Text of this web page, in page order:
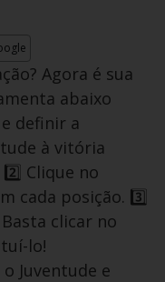
Agora é sua
abaixo
definir a
à vitória
Clique no
cada posição. 3️⃣
clicar no
lo!
Juventude e